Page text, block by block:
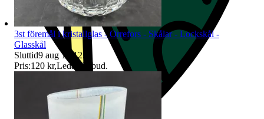
3st föremål i kristallglas - Orrefors - Skålar - Lockskål -
Glasskål
Sluttid9 aug 18:12.
Pris:120 kr,Ledande bud.